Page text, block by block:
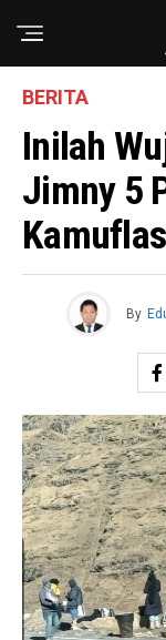
BERITA
Inilah
Jimny 5
By